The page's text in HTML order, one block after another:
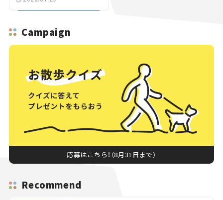
Campaign
応募はこちら！（8月31日まで）
Recommend